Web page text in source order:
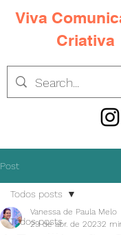
Viva
Criativa
Post
Todos posts
Todos posts
Vanessa de Paula Melo
29 de abr. de 20232